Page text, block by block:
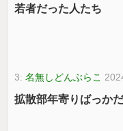
若者だった人たち
3:名無しどんぶらこ
拡散部年寄りばっか